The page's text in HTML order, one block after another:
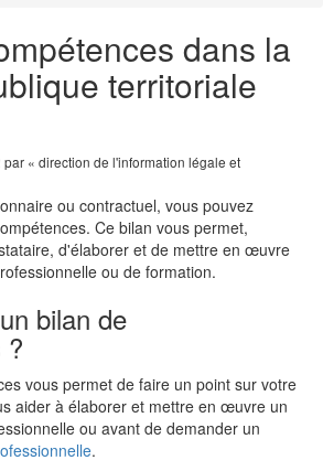
dans la
territoriale
« direction de l'information légale et
ou contractuel, vous pouvez
Ce bilan vous permet,
d'élaborer et de mettre en œuvre
ou de formation.
bilan de
?
vous permet de faire un point sur votre
aider à élaborer et mettre en œuvre un
ou avant de demander un
.